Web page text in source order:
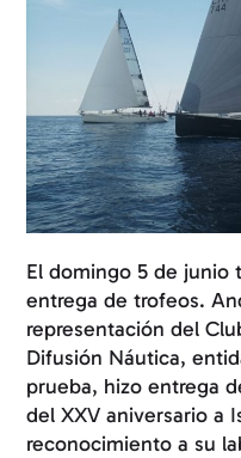
El domingo 5 de junio
entrega de trofeos.
representación del
Difusión Náutica,
prueba, hizo entrega
del XXV aniversario a
reconocimiento a su